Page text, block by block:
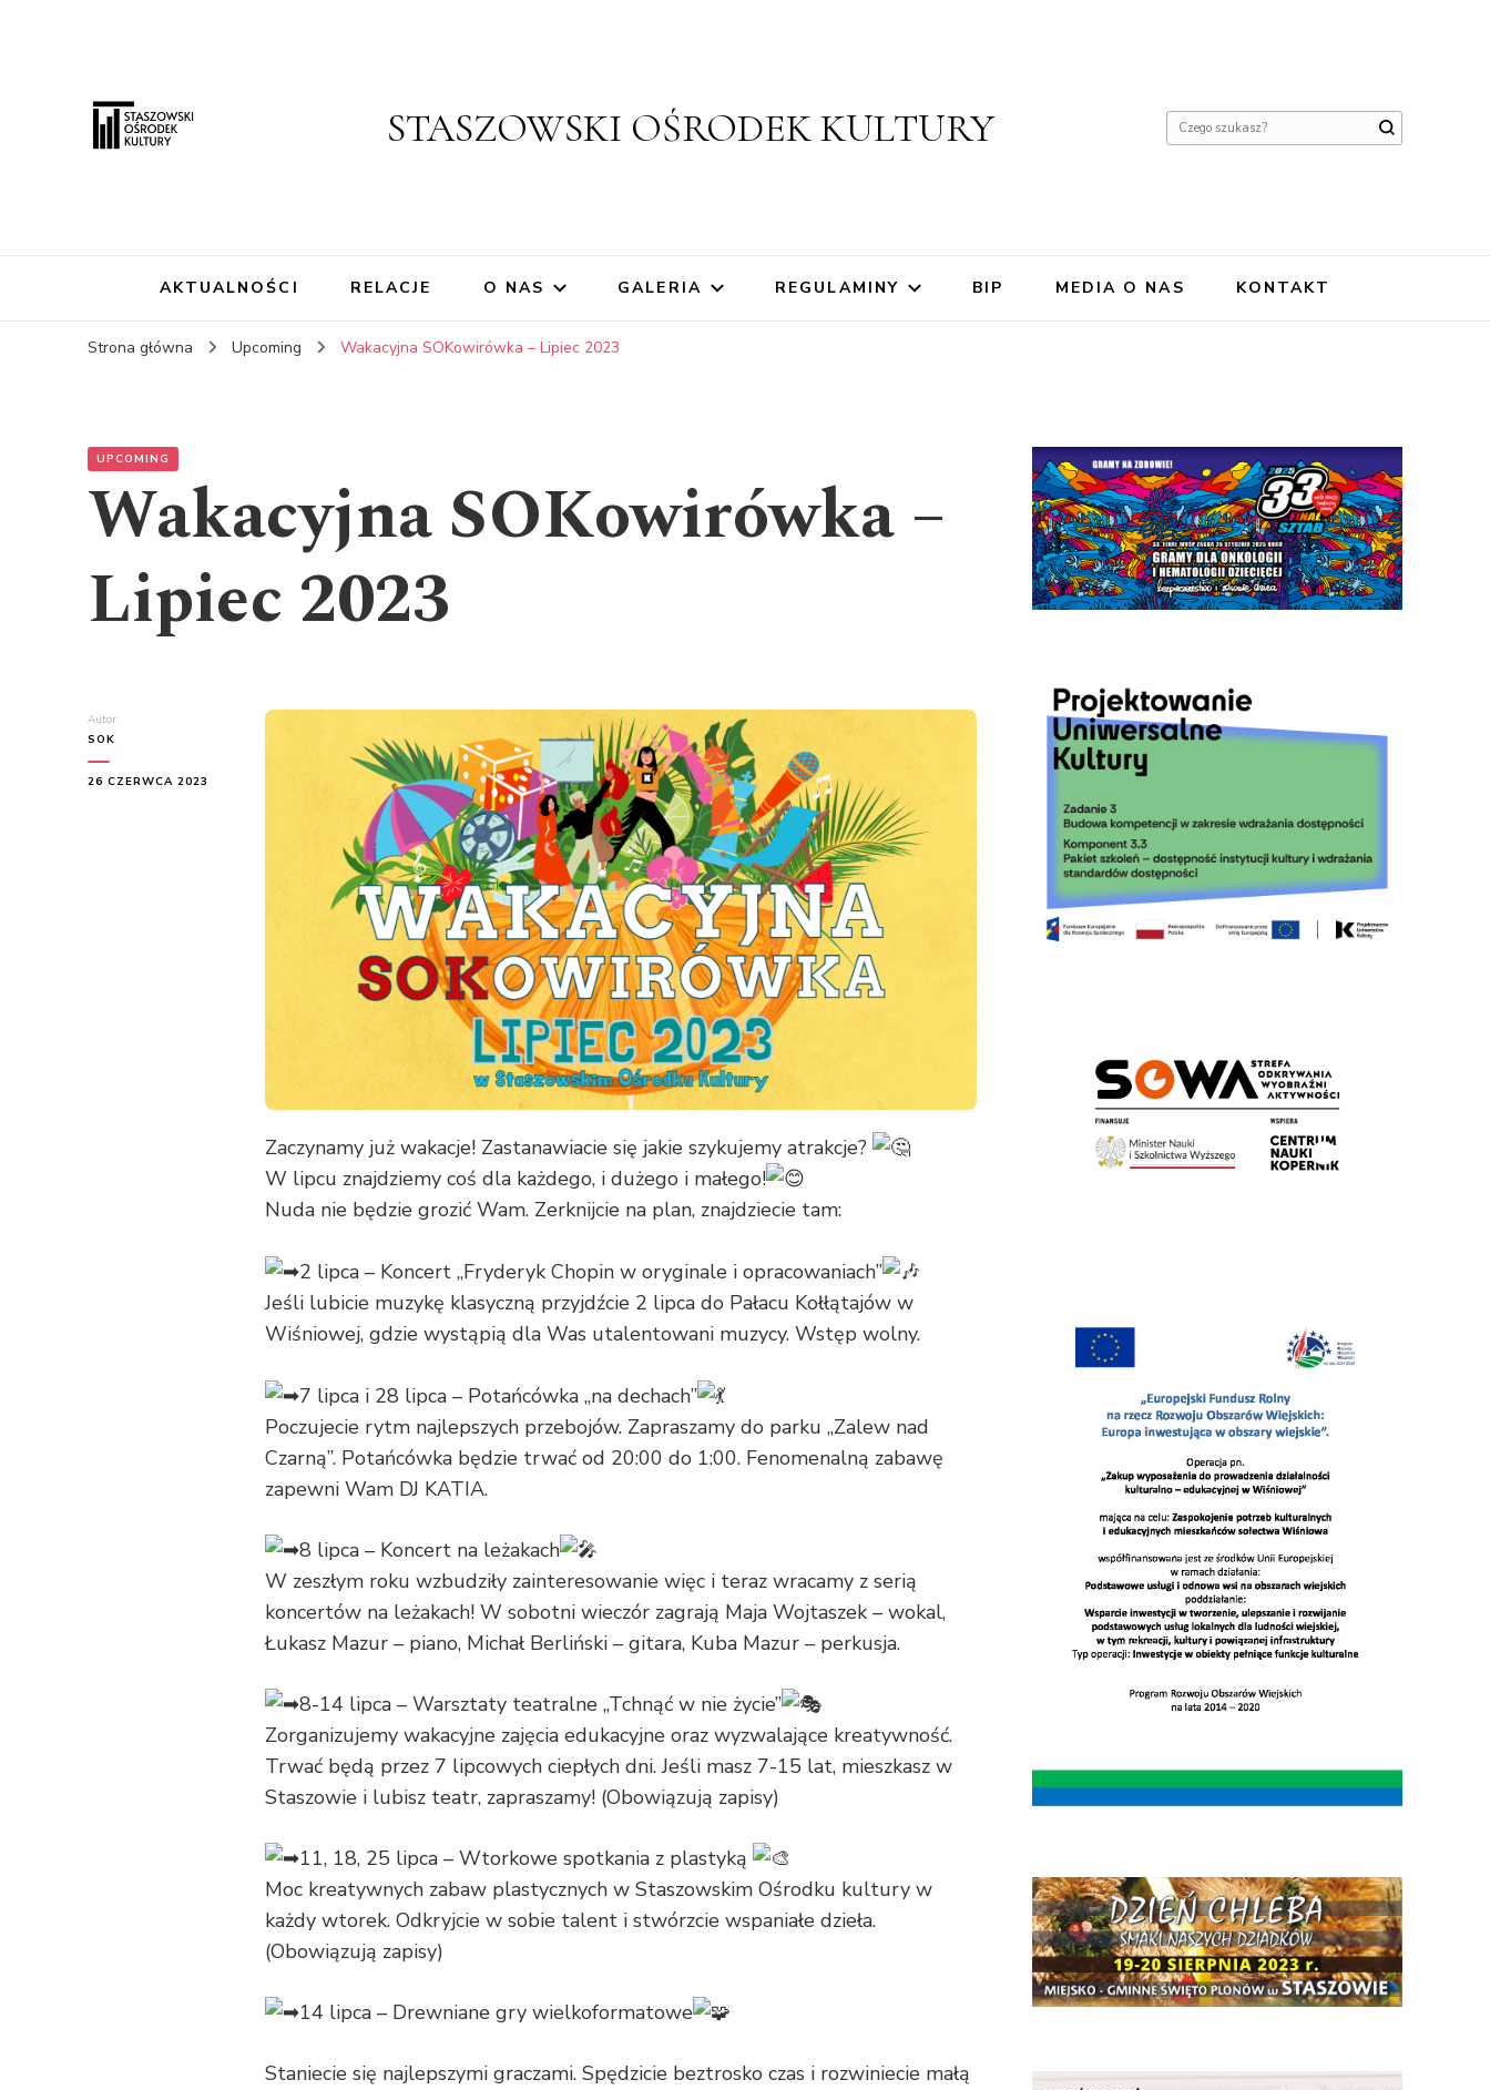
STASZOWSKI OŚRODEK KULTURY
Szukasz
AKTUALNOŚCI RELACJE O NAS GALERIA REGULAMINY BIP MEDIA O NAS KONTAKT
Strona główna Upcoming Wakacyjna SOKowirówka – Lipiec 2023
UPCOMING
Wakacyjna SOKowirówka –
Lipiec 2023
Autor:
SOK
26 CZERWCA 2023
Zaczynamy już wakacje! Zastanawiacie się jakie szykujemy atrakcje?
W lipcu znajdziemy coś dla każdego, i dużego i małego!
Nuda nie będzie grozić Wam. Zerknijcie na plan, znajdziecie tam:
2 lipca – Koncert „Fryderyk Chopin w oryginale i opracowaniach”
Jeśli lubicie muzykę klasyczną przyjdźcie 2 lipca do Pałacu Kołłątajów w
Wiśniowej, gdzie wystąpią dla Was utalentowani muzycy. Wstęp wolny.
7 lipca i 28 lipca – Potańcówka „na dechach”
Poczujecie rytm najlepszych przebojów. Zapraszamy do parku „Zalew nad
Czarną”. Potańcówka będzie trwać od 20:00 do 1:00. Fenomenalną zabawę
zapewni Wam DJ KATIA.
8 lipca – Koncert na leżakach
W zeszłym roku wzbudziły zainteresowanie więc i teraz wracamy z serią
koncertów na leżakach! W sobotni wieczór zagrają Maja Wojtaszek – wokal,
Łukasz Mazur – piano, Michał Berliński – gitara, Kuba Mazur – perkusja.
8-14 lipca – Warsztaty teatralne „Tchnąć w nie życie”
Zorganizujemy wakacyjne zajęcia edukacyjne oraz wyzwalające kreatywność.
Trwać będą przez 7 lipcowych ciepłych dni. Jeśli masz 7-15 lat, mieszkasz w
Staszowie i lubisz teatr, zapraszamy! (Obowiązują zapisy)
11, 18, 25 lipca – Wtorkowe spotkania z plastyką
Moc kreatywnych zabaw plastycznych w Staszowskim Ośrodku kultury w
każdy wtorek. Odkryjcie w sobie talent i stwórzcie wspaniałe dzieła.
(Obowiązują zapisy)
14 lipca – Drewniane gry wielkoformatowe
Staniecie się najlepszymi graczami. Spędzicie beztrosko czas i rozwiniecie małą